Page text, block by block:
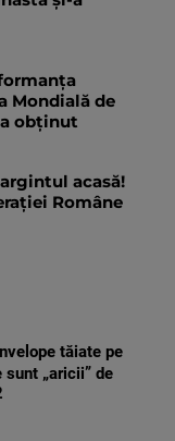
Mondială de
obținut
acasă!
Române
tăiate pe
„aricii” de